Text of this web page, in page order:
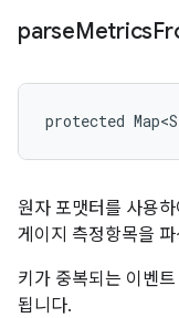
parseMetrics
protected
원자 포맷터를 사용하
게이지 측정항목을
키가 중복되는 이벤
됩니다.